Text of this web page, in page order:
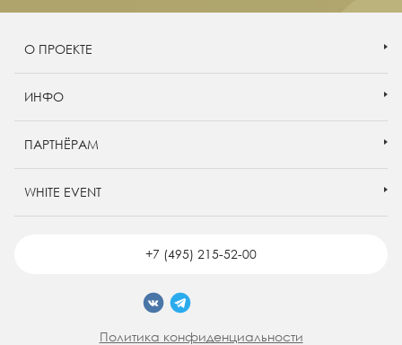
О ПРОЕКТЕ
ИНФО
ПАРТНЁРАМ
WHITE EVENT
+7 (495) 215-52-00
Политика конфиденциальности